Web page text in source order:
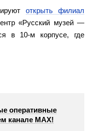
открыть филиал
«Русский музей —
в 10-м корпусе, где
оперативные
канале МАХ!